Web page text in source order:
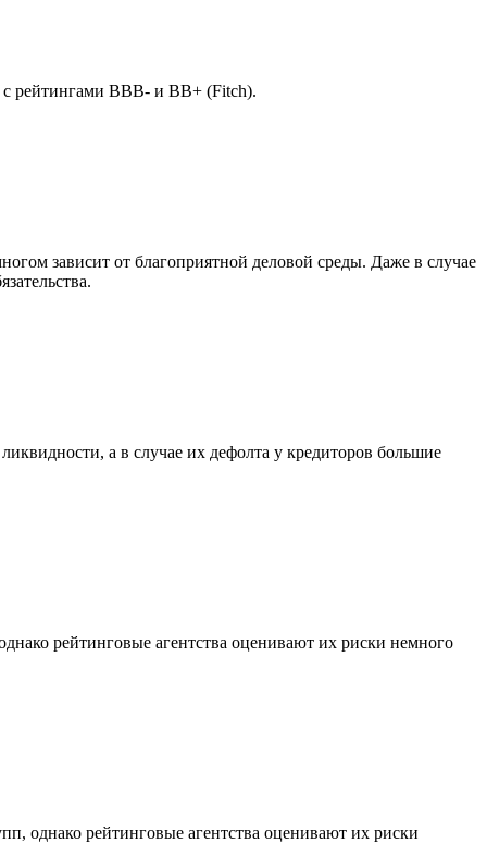
рейтингами BBB- и BB+ (Fitch).
зависит от благоприятной деловой среды. Даже в случае
а в случае их дефолта у кредиторов большие
рейтинговые агентства оценивают их риски немного
однако рейтинговые агентства оценивают их риски